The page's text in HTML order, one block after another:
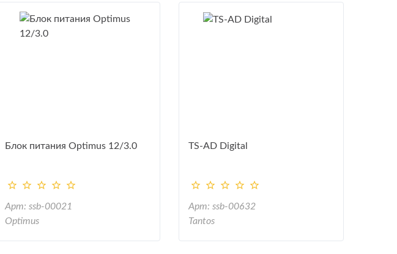
Блок питания Optimus 12/3.0
Арт: ssb-00021
Optimus
TS-AD Digital
Арт: ssb-00632
Tantos